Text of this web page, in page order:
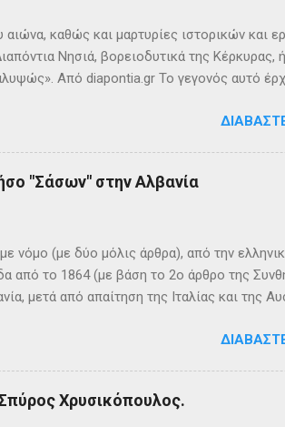
καθώς και μαρτυρίες ιστορικών και
Νησιά, βορειοδυτικά της Κέρκυρας,
Από diapontia.gr Το γεγονός αυτό
νησί της νύμφης Καλυψούς , κόρης του
, στο οποίο υπήρχε έντονη ευωδία από
"Σάσων" στην Αλβανία
νόμο (με δύο μόλις άρθρα), από την
από το 1864 (με βάση το 2ο άρθρο της
μετά από απαίτηση της Ιταλίας και της
ή Sazani και η ιταλική της Saseno. Έχει
Πολύβιος την αναφέρει σε ένα
Χρυσικόπουλος.